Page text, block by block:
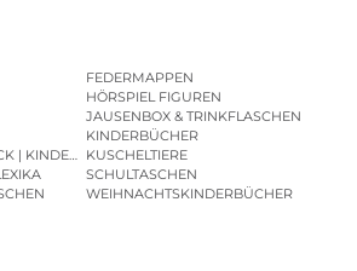
FEDERMAPPEN
HÖRSPIEL FIGUREN
JAUSENBOX & TRINKFLASCHEN
KINDERBÜCHER
| KINDERGARTENBEUTEL
KUSCHELTIERE
SCHULTASCHEN
WEIHNACHTSKINDERBÜCHER